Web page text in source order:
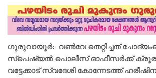
ഗുരുവായൂർ: വൺവേ തെറ്റിച്ചത്
സ്പെഷ്യൽ പൊലീസ് ഓഫീസർക്ക്
വട്ടേക്കാട് സ്വദേശി കോന്നേടത്ത്